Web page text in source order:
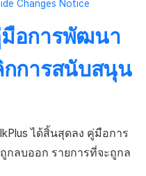
Changes Notice
มือการพัฒนา
กการสนับสนุน
ได้สิ้นสุดลง คู่มือการ
กลบออก รายการที่จะถูกล